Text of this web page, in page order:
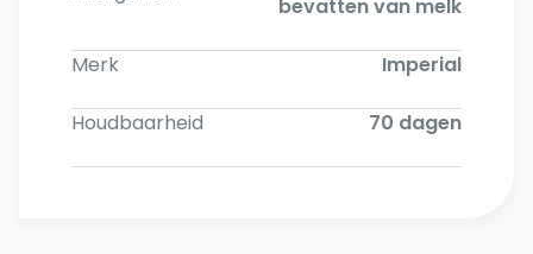
bevatten van melk
Merk Imperial
Houdbaarheid 70 dagen